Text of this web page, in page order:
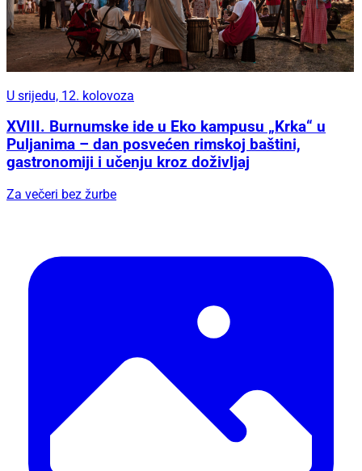
U srijedu, 12. kolovoza
XVIII. Burnumske ide u Eko kampusu „Krka“ u
Puljanima – dan posvećen rimskoj baštini,
gastronomiji i učenju kroz doživljaj
Za večeri bez žurbe